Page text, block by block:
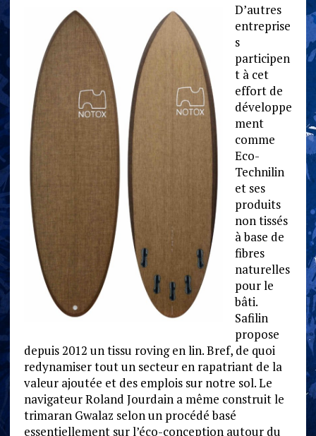
D’autres
entreprise
s
participen
t à cet
effort de
développe
ment
comme
Eco-
Technilin
et ses
produits
non tissés
à base de
fibres
naturelles
pour le
bâti.
Safilin
propose
depuis 2012 un tissu roving en lin. Bref, de quoi
redynamiser tout un secteur en rapatriant de la
valeur ajoutée et des emplois sur notre sol. Le
navigateur Roland Jourdain a même construit le
trimaran Gwalaz selon un procédé basé
essentiellement sur l’éco-conception autour du